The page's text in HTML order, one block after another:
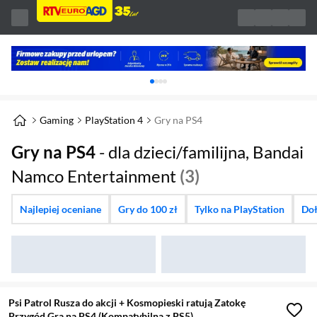
Karuzela z banerami, aktualny element 1 z
Gaming PlayStation 4 Gry na PS4
Gry na PS4 - dla dzieci/familijna, Bandai
Namco Entertainment (3)
Najlepiej oceniane Gry do 100 zł Tylko na PlayStation
Psi Patrol Rusza do akcji + Kosmopieski ratują Zatokę